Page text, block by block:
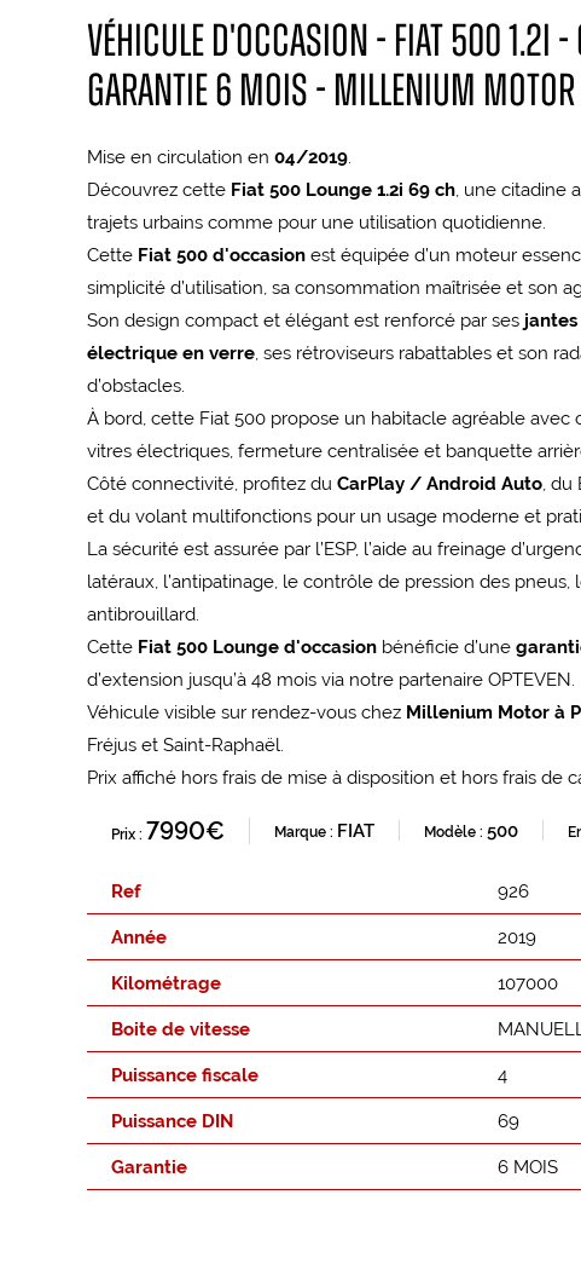
Véhicule d'occasion - FIAT 500 1.2i
Garantie 6 mois - Millenium Motor
Mise en circulation en 04/2019
Découvrez cette Fiat 500 Lounge 1.2i 69 ch , une citadine
trajets urbains comme pour une utilisation quotidienne.
Cette Fiat 500 d'occasion est équipée d’un moteur
simplicité d’utilisation, sa consommation maîtrisée et son
Son design compact et élégant est renforcé par ses
électrique en verre , ses rétroviseurs rabattables et son
d’obstacles.
À bord, cette Fiat 500 propose un habitacle agréable avec
vitres électriques, fermeture centralisée et banquette
Côté connectivité, profitez du CarPlay / Android Auto ,
et du volant multifonctions pour un usage moderne et
La sécurité est assurée par l’ESP, l’aide au freinage
latéraux, l’antipatinage, le contrôle de pression des pneus,
antibrouillard.
Cette Fiat 500 Lounge d'occasion bénéficie d’une
d’extension jusqu’à 48 mois via notre partenaire OPTEVEN.
Véhicule visible sur rendez-vous chez Millenium Motor à
Fréjus et Saint-Raphaël.
Prix affiché hors frais de mise à disposition et hors frais de
Prix : 7990€ Marque : FIAT Modèle : 500
Ref 926
Année 2019
Kilométrage 107000
Boite de vitesse
Puissance fiscale 4
Puissance DIN 69
Garantie 6 MOIS